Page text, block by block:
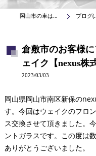
岡山市の車はnexus株式会社 ブログ(施工事例)
倉敷市のお客様
ェイク【nexus株
2023/03/03
岡山県岡山市南区新保の
す。今回はウェイクのフロ
ス交換させて頂きました。
ントガラスです。この度は
ありがとうございました。